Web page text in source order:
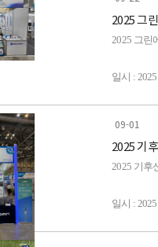
-LI-870
-8200-01S
-LI-550 (
특히, 계
전시품목:
-LI-6800 (
-LI-600PF
-LAI-
-LI-1500 /
2025 그
2025 그린
일시 :
전시품목 :
2025 기
2025 기후
일시 :
09-01